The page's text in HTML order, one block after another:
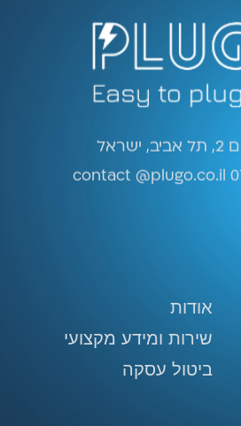
contact @plugo.co.il
אודות
שירות ומידע מקצועי
ביטול עסקה